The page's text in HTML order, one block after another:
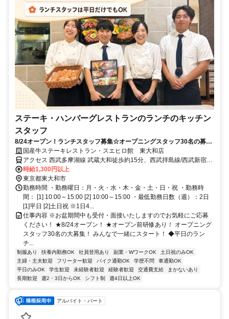
ステーキ・ハンバーグレストランのランチのキッチン
スタッフ
8/24オープン！ランチスタッフ募集☆オープニングスタッフ30名の募集
☆平日だけでもOK！扶養内で働けます☆
国産牛ステーキレストラン・スエヒロ館 東大和店
アクセス 西武多摩湖線 武蔵大和徒歩約15分、西武拝島線/西武新宿線
東大和市徒歩約29分、西武山口線 多摩湖南口徒歩約29分
時給1,300円以上
東京都東大和市
勤務時間 ・勤務曜日：月・火・水・木・金・土・日・祝 ・勤務時
間： [1] 10:00～15:00 [2] 10:00～15:00 ・最低勤務日数（週）：2日
[1]平日 [2]土日祝 ※1日4...
仕事内容 ※お盆期間中も受付・面接いたしますのでお気軽にご応募
ください！ ★8/24オープン！ ★オープン前研修あり！ オープニング
スタッフ30名の大募集！ みんなで一緒にスタート！ ◆平日のラン
チ...
制服あり 扶養内勤務OK 社員登用あり 副業・WワークOK
土日祝のみOK
主婦・主夫歓迎
フリーター歓迎 バイク通勤OK 学歴不問
車通勤OK
平日のみOK
学生歓迎 未経験者歓迎 経験者歓迎 交通費支給
まかないあり
長期歓迎
週2・3日からOK シフト制 週4日以上OK
アルバイト・パート